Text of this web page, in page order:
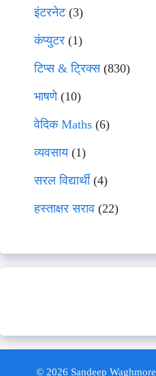
इंटरनेट(3)
कंप्युटर (1)
टिप्स & ट्रिक्स(830)
भाषणे(10)
वेदिक Maths (6)
व्यवसाय(1)
सरल विद्यार्थी(4)
हस्ताक्षर सराव (22)
© 2026 Sandeep Waghmore